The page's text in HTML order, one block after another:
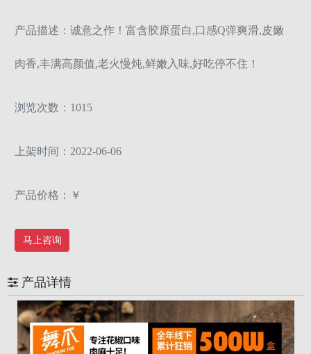
产品描述：诚意之作！富含胶原蛋白,口感Q弹爽滑,皮嫩
肉香,丰满高颜值,老火慢炖,鲜嫩入味,好吃停不住！
浏览次数：1015
上架时间：2022-06-06
产品价格：￥
马上咨询
产品详情